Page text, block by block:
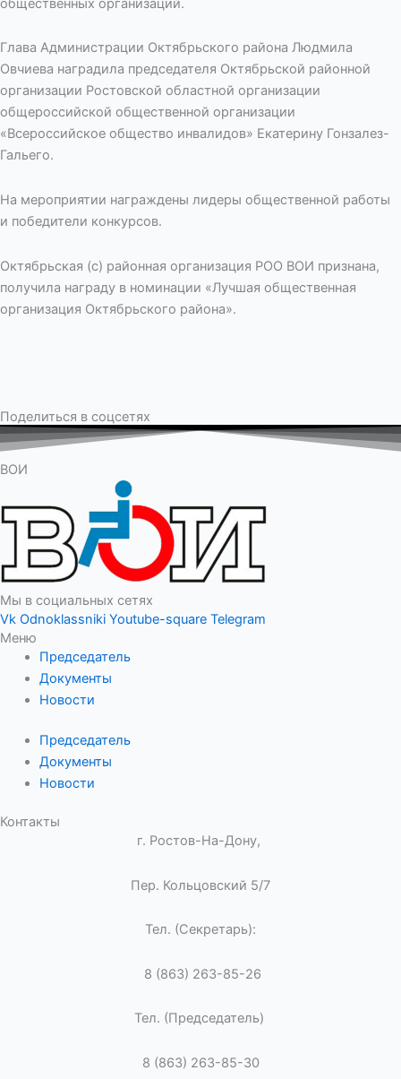
общественных организаций.
Глава Администрации Октябрьского района Людмила
Овчиева наградила председателя Октябрьской районной
организации Ростовской областной организации
общероссийской общественной организации
«Всероссийское общество инвалидов» Екатерину Гонзалез-
Гальего.
На мероприятии награждены лидеры общественной работы
и победители конкурсов.
Октябрьская (с) районная организация РОО ВОИ признана,
получила награду в номинации «Лучшая общественная
организация Октябрьского района».
Поделиться в соцсетях
ВОИ
Мы в социальных сетях
Vk Odnoklassniki Youtube-square Telegram
Меню
Председатель
Документы
Новости
Председатель
Документы
Новости
Контакты
г. Ростов-На-Дону,
Пер. Кольцовский 5/7
Тел. (Секретарь):
8 (863) 263-85-26
Тел. (Председатель)
8 (863) 263-85-30